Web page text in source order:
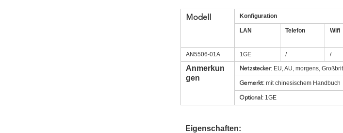
Modell Konfiguration
LAN Telefon Wifi
AN5506-01A 1GE / /
Anmerkun
gen
Netzstecker: EU, AU, morgens,
Gemerkt: mit chinesischem Handbuch
Optional : 1GE
Eigenschaften: